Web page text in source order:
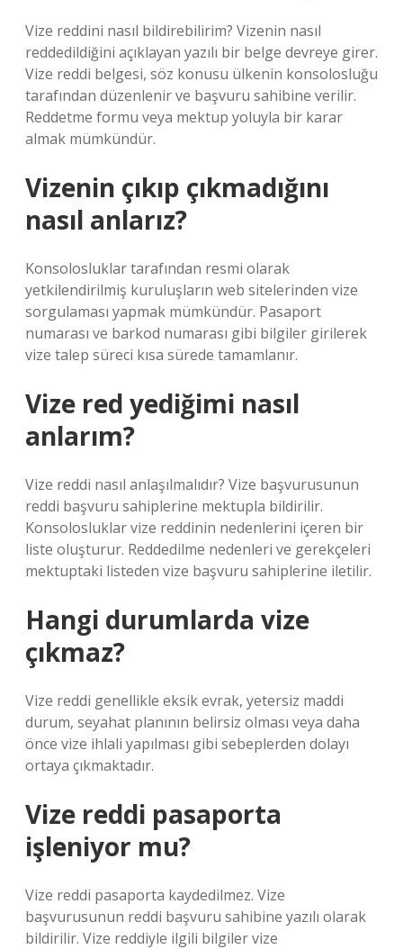
Vize reddini nasıl bildirebilirim? Vizenin nasıl
reddedildiğini açıklayan yazılı bir belge devreye girer.
Vize reddi belgesi, söz konusu ülkenin konsolosluğu
tarafından düzenlenir ve başvuru sahibine verilir.
Reddetme formu veya mektup yoluyla bir karar
almak mümkündür.
Vizenin çıkıp çıkmadığını
nasıl anlarız?
Konsolosluklar tarafından resmi olarak
yetkilendirilmiş kuruluşların web sitelerinden vize
sorgulaması yapmak mümkündür. Pasaport
numarası ve barkod numarası gibi bilgiler girilerek
vize talep süreci kısa sürede tamamlanır.
Vize red yediğimi nasıl
anlarım?
Vize reddi nasıl anlaşılmalıdır? Vize başvurusunun
reddi başvuru sahiplerine mektupla bildirilir.
Konsolosluklar vize reddinin nedenlerini içeren bir
liste oluşturur. Reddedilme nedenleri ve gerekçeleri
mektuptaki listeden vize başvuru sahiplerine iletilir.
Hangi durumlarda vize
çıkmaz?
Vize reddi genellikle eksik evrak, yetersiz maddi
durum, seyahat planının belirsiz olması veya daha
önce vize ihlali yapılması gibi sebeplerden dolayı
ortaya çıkmaktadır.
Vize reddi pasaporta
işleniyor mu?
Vize reddi pasaporta kaydedilmez. Vize
başvurusunun reddi başvuru sahibine yazılı olarak
bildirilir. Vize reddiyle ilgili bilgiler vize